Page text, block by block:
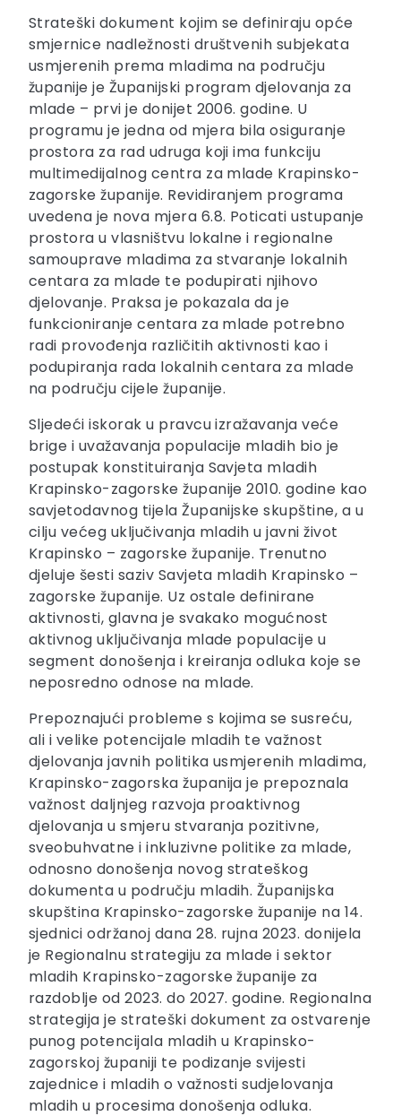
Strateški dokument kojim se definiraju opće
smjernice nadležnosti društvenih subjekata
usmjerenih prema mladima na području
županije je Županijski program djelovanja za
mlade – prvi je donijet 2006. godine. U
programu je jedna od mjera bila osiguranje
prostora za rad udruga koji ima funkciju
multimedijalnog centra za mlade Krapinsko-
zagorske županije. Revidiranjem programa
uvedena je nova mjera 6.8. Poticati ustupanje
prostora u vlasništvu lokalne i regionalne
samouprave mladima za stvaranje lokalnih
centara za mlade te podupirati njihovo
djelovanje. Praksa je pokazala da je
funkcioniranje centara za mlade potrebno
radi provođenja različitih aktivnosti kao i
podupiranja rada lokalnih centara za mlade
na području cijele županije.
Sljedeći iskorak u pravcu izražavanja veće
brige i uvažavanja populacije mladih bio je
postupak konstituiranja Savjeta mladih
Krapinsko-zagorske županije 2010. godine kao
savjetodavnog tijela Županijske skupštine, a u
cilju većeg uključivanja mladih u javni život
Krapinsko – zagorske županije. Trenutno
djeluje šesti saziv Savjeta mladih Krapinsko –
zagorske županije. Uz ostale definirane
aktivnosti, glavna je svakako mogućnost
aktivnog uključivanja mlade populacije u
segment donošenja i kreiranja odluka koje se
neposredno odnose na mlade.
Prepoznajući probleme s kojima se susreću,
ali i velike potencijale mladih te važnost
djelovanja javnih politika usmjerenih mladima,
Krapinsko-zagorska županija je prepoznala
važnost daljnjeg razvoja proaktivnog
djelovanja u smjeru stvaranja pozitivne,
sveobuhvatne i inkluzivne politike za mlade,
odnosno donošenja novog strateškog
dokumenta u području mladih. Županijska
skupština Krapinsko-zagorske županije na 14.
sjednici održanoj dana 28. rujna 2023. donijela
je Regionalnu strategiju za mlade i sektor
mladih Krapinsko-zagorske županije za
razdoblje od 2023. do 2027. godine. Regionalna
strategija je strateški dokument za ostvarenje
punog potencijala mladih u Krapinsko-
zagorskoj županiji te podizanje svijesti
zajednice i mladih o važnosti sudjelovanja
mladih u procesima donošenja odluka.